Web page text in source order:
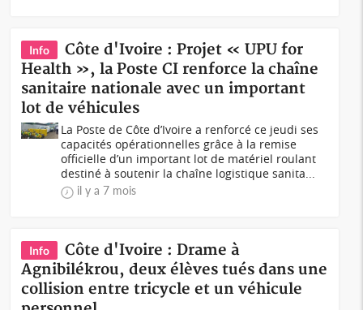
Info
Côte d'Ivoire : Projet « UPU for
Health », la Poste CI renforce la chaîne
sanitaire nationale avec un important
lot de véhicules
La Poste de Côte d’Ivoire a renforcé ce jeudi ses
capacités opérationnelles grâce à la remise
officielle d’un important lot de matériel roulant
destiné à soutenir la chaîne logistique sanita...
il y a 7 mois
Info
Côte d'Ivoire : Drame à
Agnibilékrou, deux élèves tués dans une
collision entre tricycle et un véhicule